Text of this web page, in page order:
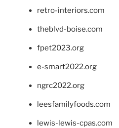
retro-interiors.com
theblvd-boise.com
fpet2023.org
e-smart2022.org
ngrc2022.org
leesfamilyfoods.com
lewis-lewis-cpas.com